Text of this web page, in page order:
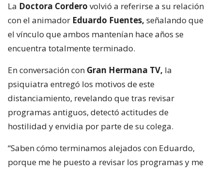
La Doctora Cordero volvió a referirse a su relación
con el animador Eduardo Fuentes, señalando que
el vínculo que ambos mantenían hace años se
encuentra totalmente terminado.
En conversación con Gran Hermana TV, la
psiquiatra entregó los motivos de este
distanciamiento, revelando que tras revisar
programas antiguos, detectó actitudes de
hostilidad y envidia por parte de su colega.
“Saben cómo terminamos alejados con Eduardo,
porque me he puesto a revisar los programas y me